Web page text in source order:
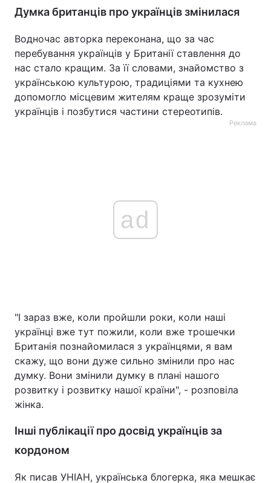
Думка британців про українців змінилася
Водночас авторка переконана, що за час
перебування українців у Британії ставлення до
нас стало кращим. За її словами, знайомство з
українською культурою, традиціями та кухнею
допомогло місцевим жителям краще зрозуміти
українців і позбутися частини стереотипів.
Реклама
ad
"І зараз вже, коли пройшли роки, коли наші
українці вже тут пожили, коли вже трошечки
Британія познайомилася з українцями, я вам
скажу, що вони дуже сильно змінили про нас
думку. Вони змінили думку в плані нашого
розвитку і розвитку нашої країни", - розповіла
жінка.
Інші публікації про досвід українців за
кордоном
Як писав УНІАН, українська блогерка, яка мешкає